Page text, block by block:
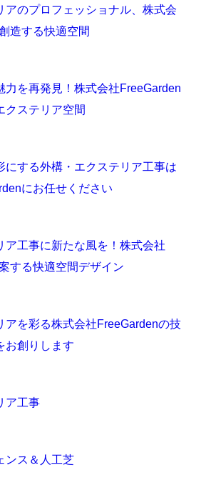
アのプロフェッショナル、株式会
造する快適空間
力を再発見！株式会社FreeGarden
クステリア空間
にする外構・エクステリア工事は
にお任せください
ア工事に新たな風を！株式会社
する快適空間デザイン
アを彩る株式会社FreeGardenの技
お創りします
ア工事
ンス＆人工芝